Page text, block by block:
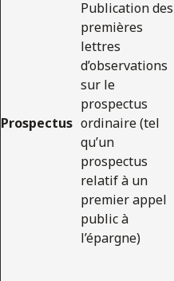
Prospectus
Publication des
premières
lettres
d’observations
sur le
prospectus
ordinaire (tel
qu’un
prospectus
relatif à un
premier appel
public à
l’épargne)